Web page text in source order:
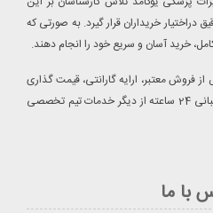
خریداران قرار گیرد. به صورتی که
خرید آسان و سریع خود را انجام دهند.
فروش معتبر، ارایه گارانتی، قیمت گذاری
طبق نرخ قیمت گذاری شرکتی و پشتیبانی 24 ساعته از دیگر خدمات تیم تخصصی
با ما